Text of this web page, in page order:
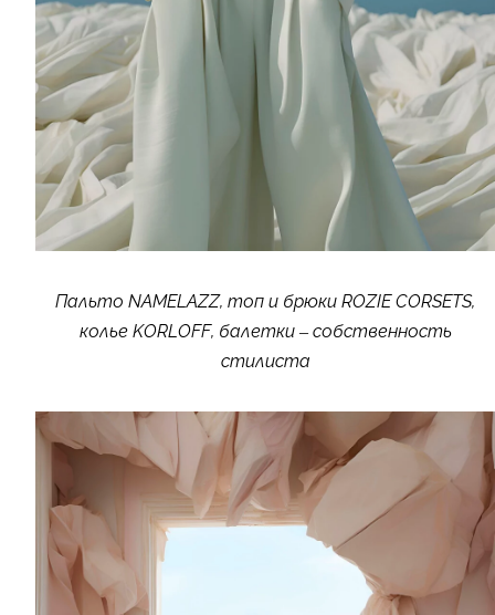
Пальто NAMELAZZ, топ и брюки ROZIE CORSETS,
колье KORLOFF, балетки – собственность
стилиста